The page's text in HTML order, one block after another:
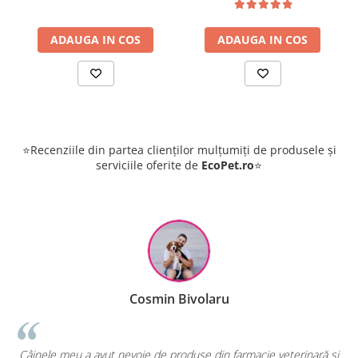
A nu se utiliza acest produs veterinar după data expirării
marcată pe cutie.
Data expirării se referă la ultima zi din acea lună.
Utilizați orice comprimat divizat la următoarea
administrare, care nu trebuie să depășească 48 de ore.
De fiecare dată când rămâne o jumătate de comprimat
ATENȚIONARE (ATENȚIONĂRI) SPECIALĂ (SPECIALE):
animalelor. Animalele cu o stare de întreținere
precară sau cele cu infestații masive care se pot
manifesta prin simptome ca diaree, vomă, prezența
paraziților în fecale sau vomă, păr degradat, trebuie
să fie examinate de un medic veterinar înaintea
slăbite sau extrem de infestate, administrarea se va face
numai după evaluarea raportului beneficiu/risc de
ADAUGA IN COS ADAUGA IN COS
⭐Recenziile din partea clienților mulțumiți de produsele și
serviciile oferite de EcoPet.ro⭐
Cosmin Bivolaru
Câinele meu a avut nevoie de produse din farmacie veterinară și